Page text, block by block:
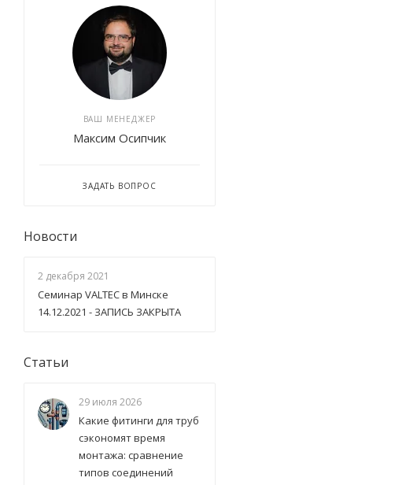
ВАШ МЕНЕДЖЕР
Максим Осипчик
ЗАДАТЬ ВОПРОС
Новости
2 декабря 2021
Семинар VALTEC в Минске
14.12.2021 - ЗАПИСЬ ЗАКРЫТА
Статьи
29 июля 2026
Какие фитинги для труб
сэкономят время
монтажа: сравнение
типов соединений